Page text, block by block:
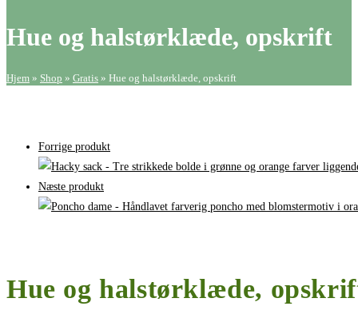
antal
Hue og halstørklæde, opskrift
Hjem » Shop » Gratis » Hue og halstørklæde, opskrift
Forrige produkt
Næste produkt
Hue og halstørklæde,